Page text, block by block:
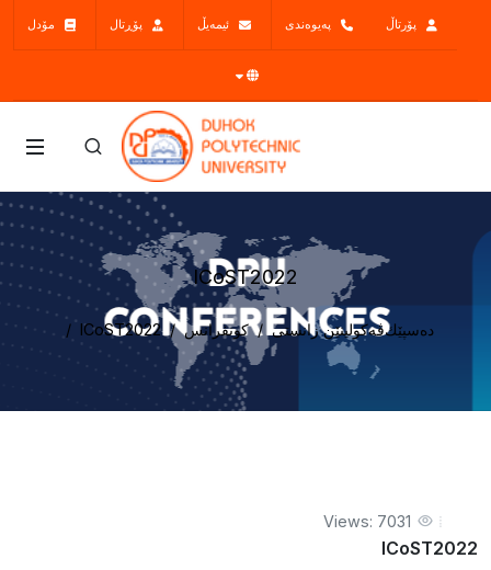
پۆرتاڵ پەیوەندی ئیمەیڵ پۆڕتال مۆدل
ICoST2022
دەسپێكڤه‌كولينێن زانستى كونفرانس ICoST2022
Views: 7031
ICoST2022